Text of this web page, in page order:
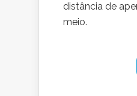
distância de
meio.